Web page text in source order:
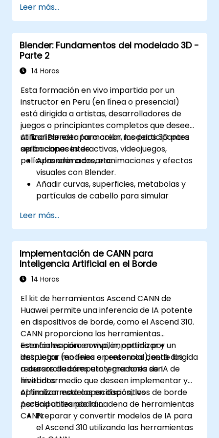
Leer más...
Blender: Fundamentos del modelado 3D -
Parte 2
14 Horas
Esta formación en vivo impartida por un
instructor en Peru (en línea o presencial)
está dirigida a artistas, desarrolladores de
juegos o principiantes completos que deseen
utilizar Blender para crear modelos 3D para
aplicaciones interactivas, videojuegos,
películas animadas, etc.
Al finalizar esta formación, los participantes
serán capaces de:
Aprender a crear animaciones y efectos
visuales con Blender.
Añadir curvas, superficies, metabolas y
partículas de cabello para simular
Introducción al modelado y la animación
no destructivos.
Exportar modelos y activos 3D a un motor
de juegos, impresora 3D u otro software.
Leer más...
Implementación de CANN para
Inteligencia Artificial en el Borde
14 Horas
El kit de herramientas Ascend CANN de
Huawei permite una inferencia de IA potente
en dispositivos de borde, como el Ascend 310.
CANN proporciona las herramientas
esenciales para compilar, optimizar y
desplegar modelos en entornos donde los
recursos de cómputo y memoria son
limitados.
Esta formación en vivo, impartida por un
instructor (en línea o presencial), está dirigida
a desarrolladores e integradores de IA de
nivel intermedio que deseen implementar y
optimizar modelos en dispositivos de borde
Ascend utilizando la cadena de herramientas
CANN.
Al finalizar esta capacitación, los
participantes podrán:
Preparar y convertir modelos de IA para
el Ascend 310 utilizando las herramientas